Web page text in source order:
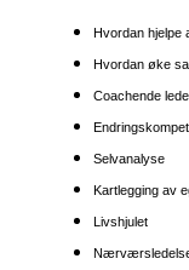
Hvordan hjelpe
Hvordan øke
Coachende
Selvanalyse
Kartlegging av
Livshjulet